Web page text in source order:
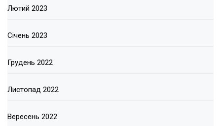
Лютий 2023
Січень 2023
Грудень 2022
Листопад 2022
Вересень 2022